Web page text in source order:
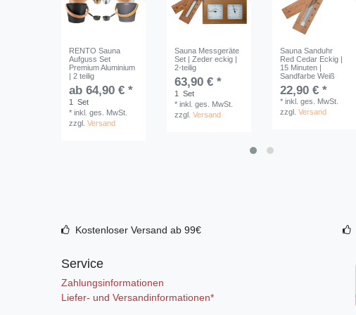
RENTO Sauna
Aufguss Set
Premium Aluminium
| 2 teilig
ab 64,90 € *
1
Set
*inkl. ges. MwSt.
zzgl.Versand
Sauna Messgeräte
Set | Zeder eckig |
2-teilig
63,90 € *
1
Set
*inkl. ges. MwSt.
zzgl.Versand
Sauna Sanduhr
Red Cedar Eckig |
15 Minuten |
Sandfarbe Weiß
22,90 € *
*inkl. ges. MwSt.
zzgl.Versand
Kostenloser Versand ab 99€
Service
Zahlungsinformationen
Liefer- und Versandinformationen*